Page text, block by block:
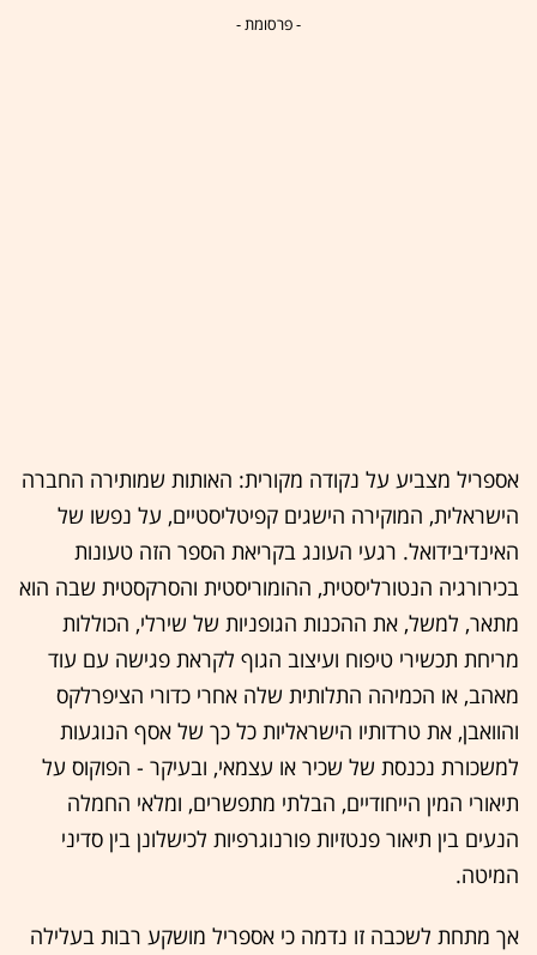
- פרסומת -
אספריל מצביע על נקודה מקורית: האותות שמותירה החברה
הישראלית, המוקירה הישגים קפיטליסטיים, על נפשו של
האינדיבידואל. רגעי העונג בקריאת הספר הזה טעונות
בכירורגיה הנטורליסטית, ההומוריסטית והסרקסטית שבה הוא
מתאר, למשל, את ההכנות הגופניות של שירלי, הכוללות
מריחת תכשירי טיפוח ועיצוב הגוף לקראת פגישה עם עוד
מאהב, או הכמיהה התלותית שלה אחרי כדורי הציפרלקס
והוואבן, את טרדותיו הישראליות כל כך של אסף הנוגעות
למשכורת נכנסת של שכיר או עצמאי, ובעיקר - הפוקוס על
תיאורי המין הייחודיים, הבלתי מתפשרים, ומלאי החמלה
הנעים בין תיאור פנטזיות פורנוגרפיות לכישלונן בין סדיני
המיטה.
אך מתחת לשכבה זו נדמה כי אספריל מושקע רבות בעלילה